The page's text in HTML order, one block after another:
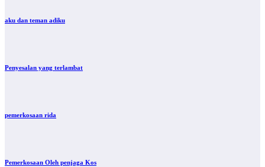
aku dan teman adiku
Penyesalan yang terlambat
pemerkosaan rida
Pemerkosaan Oleh penjaga Kos